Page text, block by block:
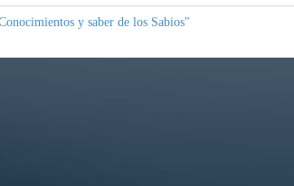
y saber de los Sabios"